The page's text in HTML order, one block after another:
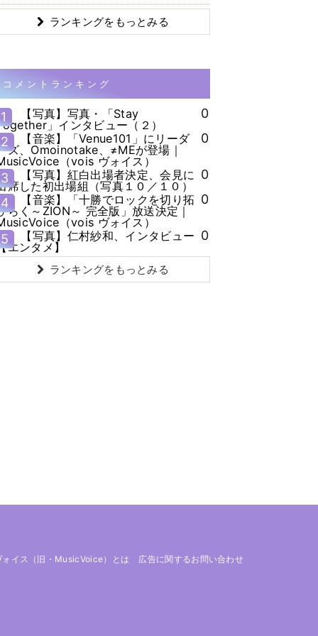
ランキングをもっとみる
コメントランキング
1
【写真】写真・「Stay
」インタビュー（２）
0
2
【音楽】「Venue101」にリーダ
ズ、Omoinotake、≠MEが登場｜
（vois ヴォイス）
0
3
【写真】紅白出場者決定、会見に
席した初出場組（写真１０／１０）
0
4
【音楽】「十勝でロックを切り拓
らく～ZION～ 完全版」放送決定｜
（vois ヴォイス）
0
5
【写真】仁村紗和、インタビュー
エンタメ】
0
ランキングをもっとみる
ォイス（旧・MusicVoice）とは 広告に関するお問い合わせ